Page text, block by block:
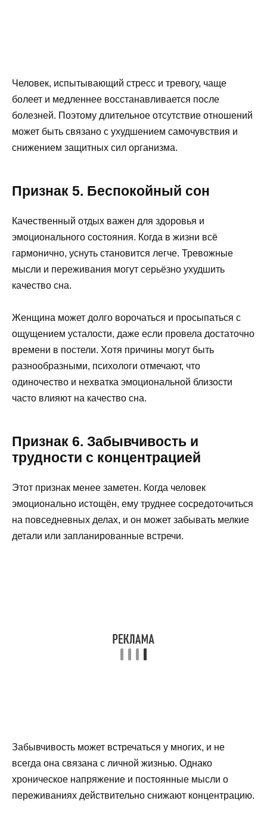
Человек, испытывающий стресс и тревогу, чаще
болеет и медленнее восстанавливается после
болезней. Поэтому длительное отсутствие отношений
может быть связано с ухудшением самочувствия и
снижением защитных сил организма.
Признак 5. Беспокойный сон
Качественный отдых важен для здоровья и
эмоционального состояния. Когда в жизни всё
гармонично, уснуть становится легче. Тревожные
мысли и переживания могут серьёзно ухудшить
качество сна.
Женщина может долго ворочаться и просыпаться с
ощущением усталости, даже если провела достаточно
времени в постели. Хотя причины могут быть
разнообразными, психологи отмечают, что
одиночество и нехватка эмоциональной близости
часто влияют на качество сна.
Признак 6. Забывчивость и
трудности с концентрацией
Этот признак менее заметен. Когда человек
эмоционально истощён, ему труднее сосредоточиться
на повседневных делах, и он может забывать мелкие
детали или запланированные встречи.
Забывчивость может встречаться у многих, и не
всегда она связана с личной жизнью. Однако
хроническое напряжение и постоянные мысли о
переживаниях действительно снижают концентрацию.